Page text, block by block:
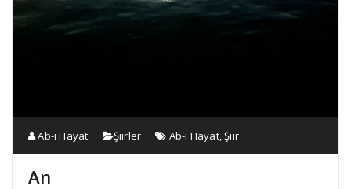
Ab-ı Hayat Şiirler Ab-ı Hayat,Şiir
An